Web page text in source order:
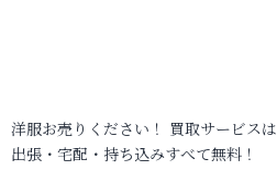
洋服お売りください！ 買取サービスは
出張・宅配・持ち込みすべて無料！